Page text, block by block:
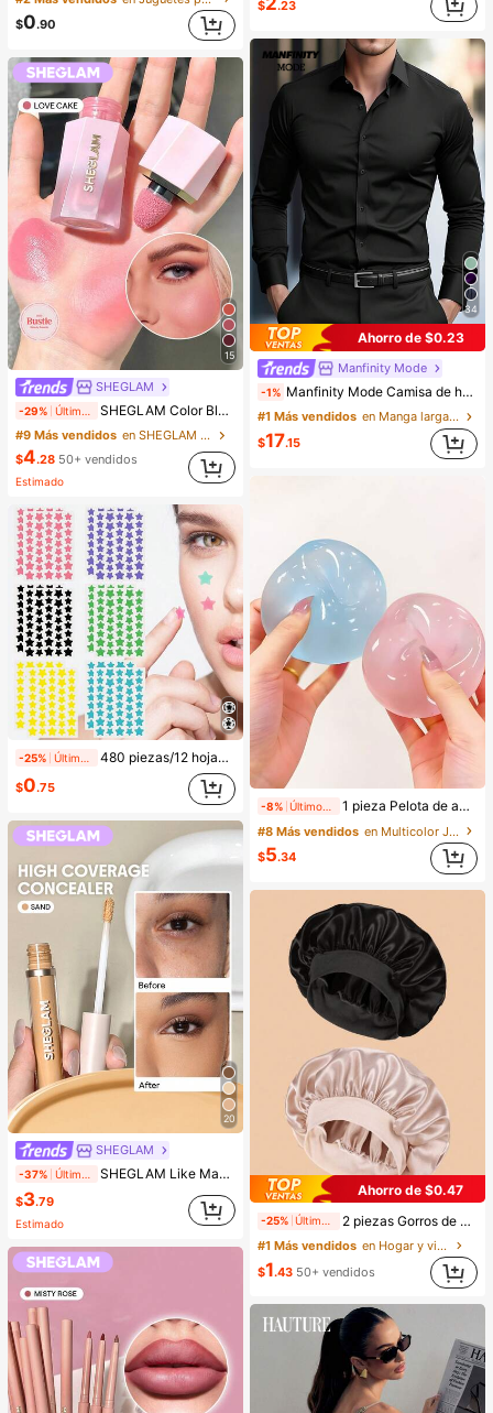
$0.90
15
SHEGLAM
-29% SHEGLAM Color Bloom Rubor LíQuido Acabado Mate-Love Cake Colorete Marca De Belleza CosméTica Maquillaje Para Mujeres Y NiñAs
#9 Más vendidos
en SHEGLAM Maquillaje
$4.28 50+ vendidos
Estimado
-25% 480 piezas/12 hojas, 240 piezas/6 hojas, 40 piezas/1 hoja, Pegatinas de estrellas para la cara, Pegatinas decorativas de Halloween, Pegatinas decorativas de Navidad, Pegatinas de pentagrama, Pegatinas decorativas de colores, Para decoración de fotos de fiestas y vacaciones, Pegatinas decorativas para la cara, Pegatinas decorativas para fiestas, Para decoración de habitaciones, Tocador, Dormitorio, Viajes, Artículos esenciales de viaje, Accesorios decorativos, Económicos y prácticos, Rellenos de calcetines, Herramientas de maquillaje, Productos asequibles, Regalos, Obsequios, Regalos para mujeres, Regalos de Navidad, Estético
$0.75
20
SHEGLAM
-37% SHEGLAM Like Magic Corrector De Alta Cobertura 12H-Sand Marca De Belleza CosméTica Maquillaje Para Mujeres Y NiñAs
$3.79
Estimado
$ .23
34
Ahorro de $0.23
Manfinity Mode
-1% Manfinity Mode Camisa de hombre negra de invierno básica casual de negocios para oficina con cuello alto, unicolor, botones y manga larga, camisa formal estilo Old Money de otoño para ir al trabajo y ceremonias
#1 Más vendidos
en Manga larga Camisas de hombre
$17.15
-8% 1 pieza Pelota de apretar hecha a mano con aceite de coco, maleable y de rebote lento, juguete para aliviar la ansiedad, juguete para la punta de los dedos, alivio de la presión de la mano, juguete de Pascua, juguete para apretar, juguete para aliviar el estrés, ansiedad y relajación, regalo para fiestas, relleno de bolsa de regalo, premio, cumpleaños, juguete suave y esponjoso
#8 Más vendidos
en Multicolor Juguetes para aliviar el estrés
$5.34
Ahorro de $0.47
-25% 2 piezas Gorros de dormir de seda y satén de lujo, unicolor, gorros elásticos de protección del cabello, ligeros y cómodos para usar toda la noche, cuidado del cabello, ducha, ajuste suave al cuero cabelludo, para ella
#1 Más vendidos
en Hogar y vida
$1.43 50+ vendidos